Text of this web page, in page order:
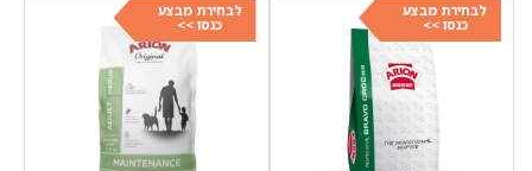
לבחירת מבצע
כנסו >>
לבחירת מבצע
כנסו >>